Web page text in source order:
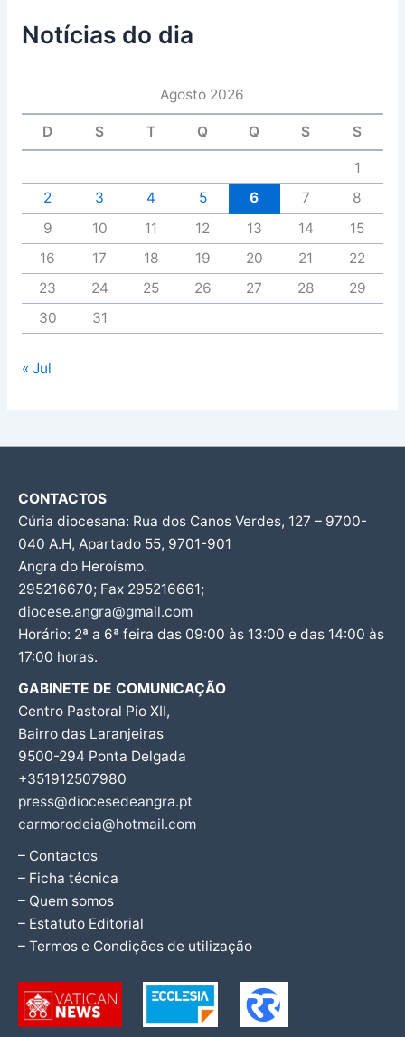
Notícias do dia
Agosto 2026
D S T Q Q S S
1
2
3 4 5 6 7
8
9
10 11 12 13 14
15
16
17 18 19 20 21
22
23
24 25 26 27 28
29
30
31
« Jul
CONTACTOS
Cúria diocesana: Rua dos Canos Verdes, 127 – 9700-
040 A.H, Apartado 55, 9701-901
Angra do Heroísmo.
295216670; Fax 295216661;
diocese.angra@gmail.com
Horário: 2ª a 6ª feira das 09:00 às 13:00 e das 14:00 às
17:00 horas.
GABINETE DE COMUNICAÇÃO
Centro Pastoral Pio XII,
Bairro das Laranjeiras
9500-294 Ponta Delgada
+351912507980
press@diocesedeangra.pt
carmorodeia@hotmail.com
– Contactos
– Ficha técnica
– Quem somos
– Estatuto Editorial
– Termos e Condições de utilização